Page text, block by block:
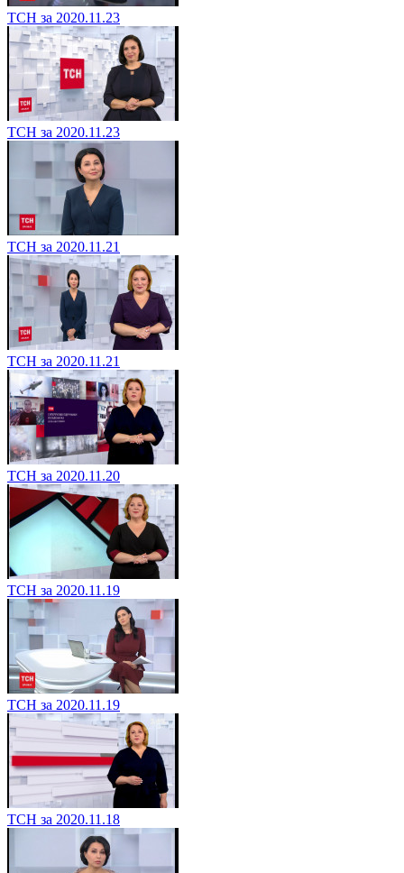
ТСН за 2020.11.23
ТСН за 2020.11.23
ТСН за 2020.11.21
ТСН за 2020.11.21
ТСН за 2020.11.20
ТСН за 2020.11.19
ТСН за 2020.11.19
ТСН за 2020.11.18